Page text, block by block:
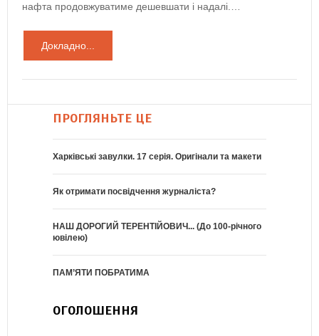
нафта продовжуватиме дешевшати і надалі.…
Докладно...
ПРОГЛЯНЬТЕ ЦЕ
Харківські завулки. 17 серія. Оригінали та макети
Як отримати посвідчення журналіста?
НАШ ДОРОГИЙ ТЕРЕНТІЙОВИЧ... (До 100-річного
ювілею)
ПАМ’ЯТИ ПОБРАТИМА
ОГОЛОШЕННЯ